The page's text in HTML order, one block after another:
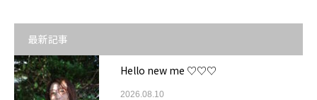
最新記事
Hello new me ♡♡♡
2026.08.10